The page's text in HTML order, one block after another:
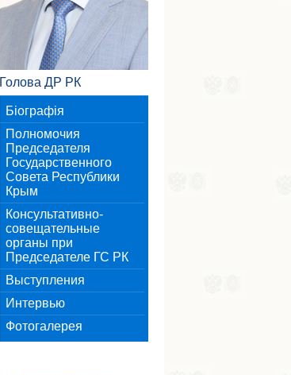
Голова ДР РК
Біографія
Полномочия
Председателя
Государственного
Совета Республики
Крым
Консультативно-
совещательные
органы при
Председателе ГС РК
Выступления
Интервью
Фотогалерея